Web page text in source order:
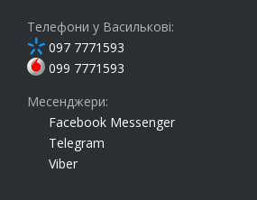
Телефони у Василькові:
097 7771593
099 7771593
Месенджери:
Facebook Messenger
Telegram
Viber